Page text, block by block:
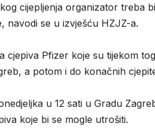
cijepljenja organizator treba
navodi se u izvješću HZJZ-a.
Pfizer koje su tijekom
a potom i do konačnih
u 12 sati u Gradu
koje bi se mogle utrošiti.